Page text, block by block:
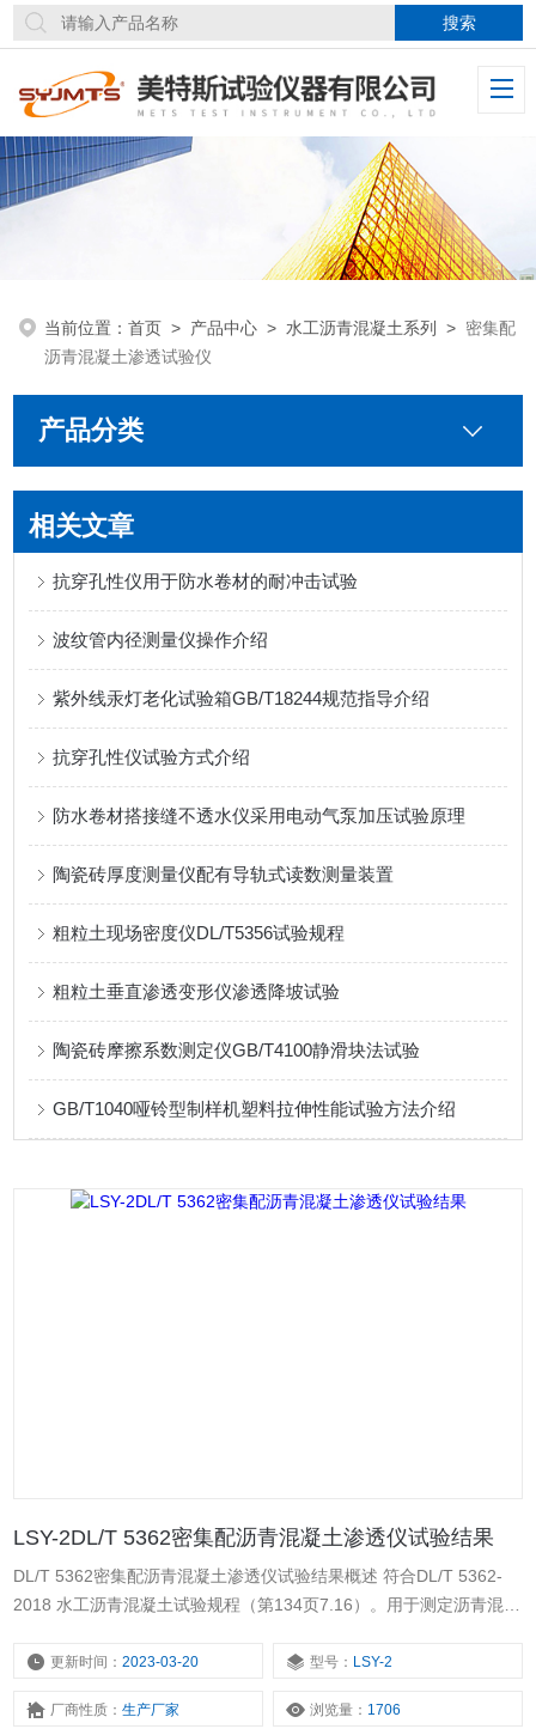
当前位置：首页 > 产品中心 > 水工沥青混凝土系列 > 密集配
沥青混凝土渗透试验仪
产品分类
相关文章
抗穿孔性仪用于防水卷材的耐冲击试验
波纹管内径测量仪操作介绍
紫外线汞灯老化试验箱GB/T18244规范指导介绍
抗穿孔性仪试验方式介绍
防水卷材搭接缝不透水仪采用电动气泵加压试验原理
陶瓷砖厚度测量仪配有导轨式读数测量装置
粗粒土现场密度仪DL/T5356试验规程
粗粒土垂直渗透变形仪渗透降坡试验
陶瓷砖摩擦系数测定仪GB/T4100静滑块法试验
GB/T1040哑铃型制样机塑料拉伸性能试验方法介绍
LSY-2DL/T 5362密集配沥青混凝土渗透仪试验结果
DL/T 5362密集配沥青混凝土渗透仪试验结果概述 符合DL/T 5362-
2018 水工沥青混凝土试验规程（第134页7.16）。用于测定沥青混凝
更新时间：2023-03-20 型号： LSY-2
厂商性质：生产厂家 浏览量： 1706